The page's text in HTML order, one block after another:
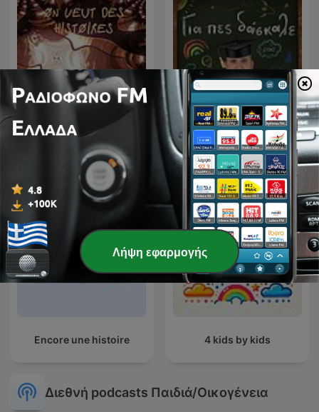
On veut des histoires Για πες, δάσκαλε
Encore une histoire 4 kids by kids
Διεθνή podcasts Παιδιά/Οικογένεια
Λήψη εφαρμογής